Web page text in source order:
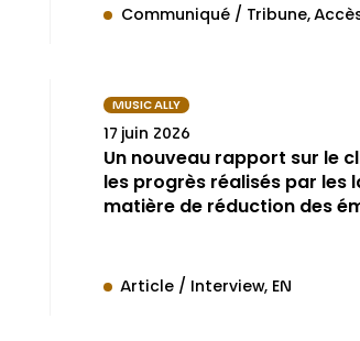
Communiqué / Tribune
MUSIC ALLY
17 juin 2026
Un nouveau rapport sur le
les progrès réalisés par les
matière de réduction des
Article / Interview EN